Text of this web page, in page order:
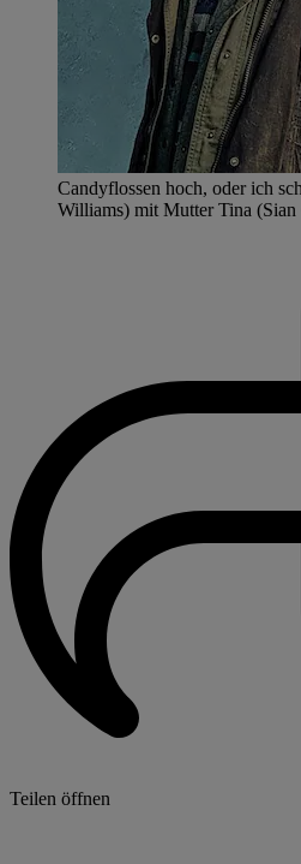
Candyflossen hoch, oder ich
Williams) mit Mutter Tina
Teilen öffnen